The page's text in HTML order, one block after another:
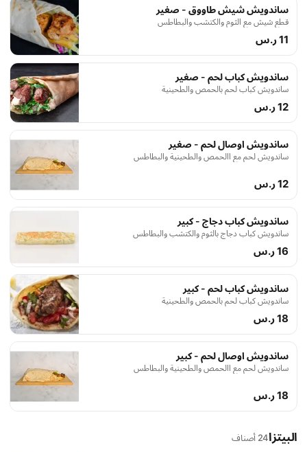
ساندويش شيش طاووق - صغير
قطع شيش مع الثوم والكتشب والبطاطس
11 ر.س
ساندويش كباب لحم - صغير
ساندويش كباب لحم بالحمص والطحينية
12 ر.س
ساندويش اوصال لحم - صغير
ساندويش لحم مع االحمص والطحينية والبطاطس
12 ر.س
ساندويش كباب دجاج - كبير
ساندويش كباب دجاج بالثوم والكتشب والبطاطس
16 ر.س
ساندويش كباب لحم - كبير
ساندويش كباب لحم بالحمص والطحينية
18 ر.س
ساندويش اوصال لحم - كبير
ساندويش لحم مع االحمص والطحينية والبطاطس
18 ر.س
البيتزا24 أصناف